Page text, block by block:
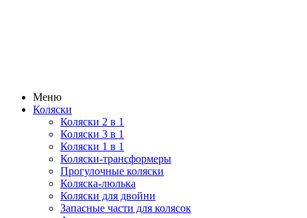
Меню
Коляски
Коляски 2 в 1
Коляски 3 в 1
Коляски 1 в 1
Коляски-трансформеры
Прогулочные коляски
Коляска-люлька
Коляски для двойни
Запасные части для колясок